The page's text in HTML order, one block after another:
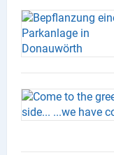
Newsletter
AGB
Datenschutz